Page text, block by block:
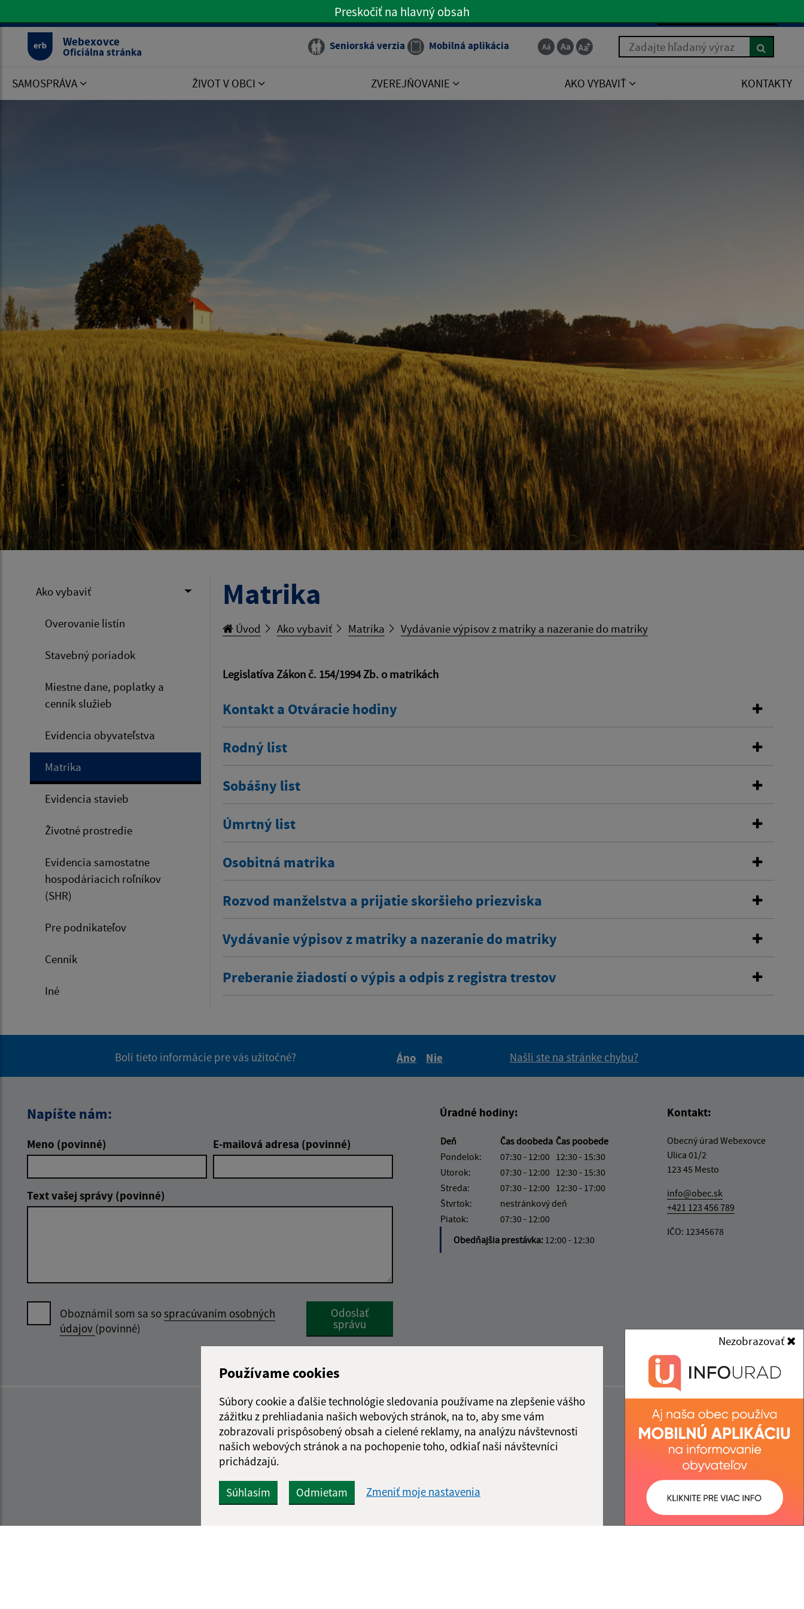
Používame cookies
Súbory cookie a ďalšie technológie sledovania používame na zlepšenie vášho
zážitku z prehliadania našich webových stránok, na to, aby sme vám
zobrazovali prispôsobený obsah a cielené reklamy, na analýzu návštevnosti
našich webových stránok a na pochopenie toho, odkiaľ naši návštevníci
prichádzajú.
Súhlasím Odmietam Zmeniť moje nastavenia
Nezobrazovať
Preskočiť na hlavné menu
Preskočiť na hlavný obsah
Webexovce
Oficiálna stránka Seniorská verzia Mobilná aplikácia Zadajte hľadaný výraz
SAMOSPRÁVA ŽIVOT V OBCI ZVEREJŇOVANIE AKO VYBAVIŤ KONTAKTY
Ako vybaviť
Overovanie listín
Stavebný poriadok
Miestne dane, poplatky a
cenník služieb
Evidencia obyvateľstva
Matrika
Evidencia stavieb
Životné prostredie
Evidencia samostatne
hospodáriacich roľníkov
(SHR)
Pre podnikateľov
Cenník
Iné
Matrika
Úvod Ako vybaviť Matrika Vydávanie výpisov z matriky a nazeranie do matriky
Legislatíva Zákon č. 154/1994 Zb. o matrikách
Kontakt a Otváracie hodiny
Rodný list
Sobášny list
Úmrtný list
Osobitná matrika
Rozvod manželstva a prijatie skoršieho priezviska
Vydávanie výpisov z matriky a nazeranie do matriky
Preberanie žiadostí o výpis a odpis z registra trestov
Boli tieto informácie pre vás užitočné?
Áno
Nie
Našli ste na stránke chybu?
Napíšte nám:
Meno (povinné) E-mailová adresa (povinné)
Text vašej správy (povinné)
Oboznámil som sa sospracúvaním osobných
údajov (povinné)
Google reCaptcha Response
Odoslať
správu
Úradné hodiny:
Deň Čas doobeda Čas poobede
Pondelok:
07:30 - 12:00 12:30 - 15:30
Utorok:
07:30 - 12:00 12:30 - 15:30
Streda:
07:30 - 12:00 12:30 - 17:00
Štvrtok:
nestránkový deň
Piatok:
07:30 - 12:00
Obedňajšia prestávka: 12:00 - 12:30
Kontakt:
Obecný úrad Webexovce
Ulica 01/2
123 45 Mesto
info@obec.sk
+421 123 456 789
IČO: 12345678